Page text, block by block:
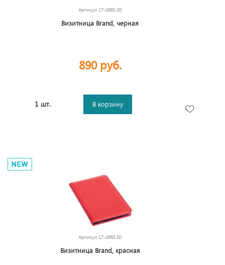
Артикул 17-2665.30
Визитница Brand, черная
890 руб.
1 шт. В корзину
Артикул 17-2665.50
Визитница Brand, красная